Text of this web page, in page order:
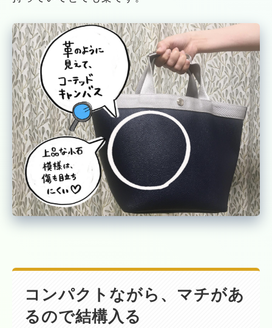
コンパクトながら、マチがあ
るので結構入る